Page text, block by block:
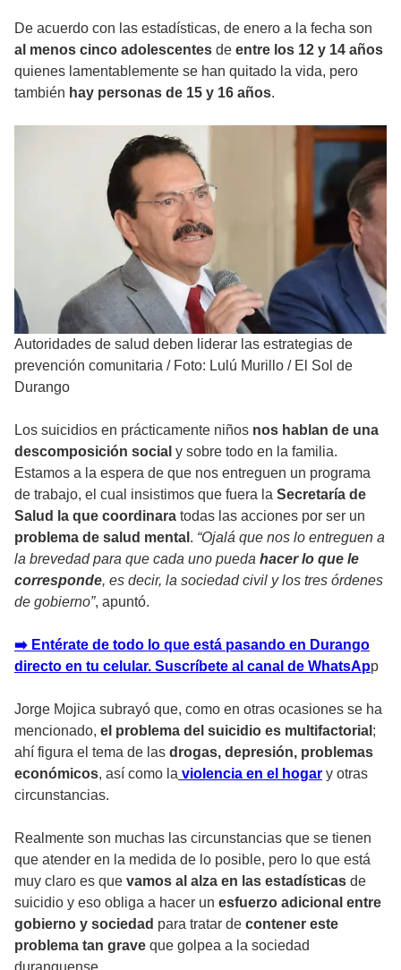
De acuerdo con las estadísticas, de enero a la fecha son
al menos cinco adolescentes de entre los 12 y 14 años
quienes lamentablemente se han quitado la vida, pero
también hay personas de 15 y 16 años.
Autoridades de salud deben liderar las estrategias de
prevención comunitaria / Foto: Lulú Murillo / El Sol de
Durango
Los suicidios en prácticamente niños nos hablan de una
descomposición social y sobre todo en la familia.
Estamos a la espera de que nos entreguen un programa
de trabajo, el cual insistimos que fuera la Secretaría de
Salud la que coordinara todas las acciones por ser un
problema de salud mental . “Ojalá que nos lo entreguen a
la brevedad para que cada uno pueda hacer lo que le
corresponde, es decir, la sociedad civil y los tres órdenes
de gobierno”, apuntó.
➡️ Entérate de todo lo que está pasando en Durango
directo en tu celular. Suscríbete al canal de WhatsApp
Jorge Mojica subrayó que, como en otras ocasiones se ha
mencionado, el problema del suicidio es multifactorial ;
ahí figura el tema de las drogas, depresión, problemas
económicos, así como la violencia en el hogar y otras
circunstancias.
Realmente son muchas las circunstancias que se tienen
que atender en la medida de lo posible, pero lo que está
muy claro es que vamos al alza en las estadísticas de
suicidio y eso obliga a hacer un esfuerzo adicional entre
gobierno y sociedad para tratar de contener este
problema tan grave que golpea a la sociedad
duranguense.